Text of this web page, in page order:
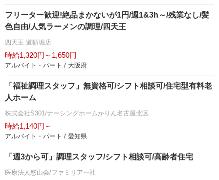
フリーター歓迎!絶品まかないが1円/週1&3h～/残業なし/髪
色自由/人気ラーメンの調理/四天王
四天王 道頓堀店
時給1,320円～1,650円
アルバイト・パート / 大阪府
「福祉調理スタッフ」無資格可/シフト相談可/住宅型有料老
人ホーム
株式会社S301/ナーシングホームかりん名古屋北区
時給1,140円～
アルバイト・パート / 愛知県
「週3から可」調理スタッフ/シフト相談可/高齢者住宅
医療法人悠山会/ファミリア一社